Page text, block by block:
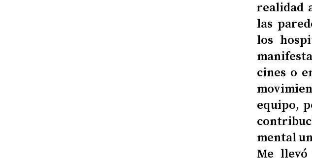
realidad
las
los
cines o
equipo,
mental
Me